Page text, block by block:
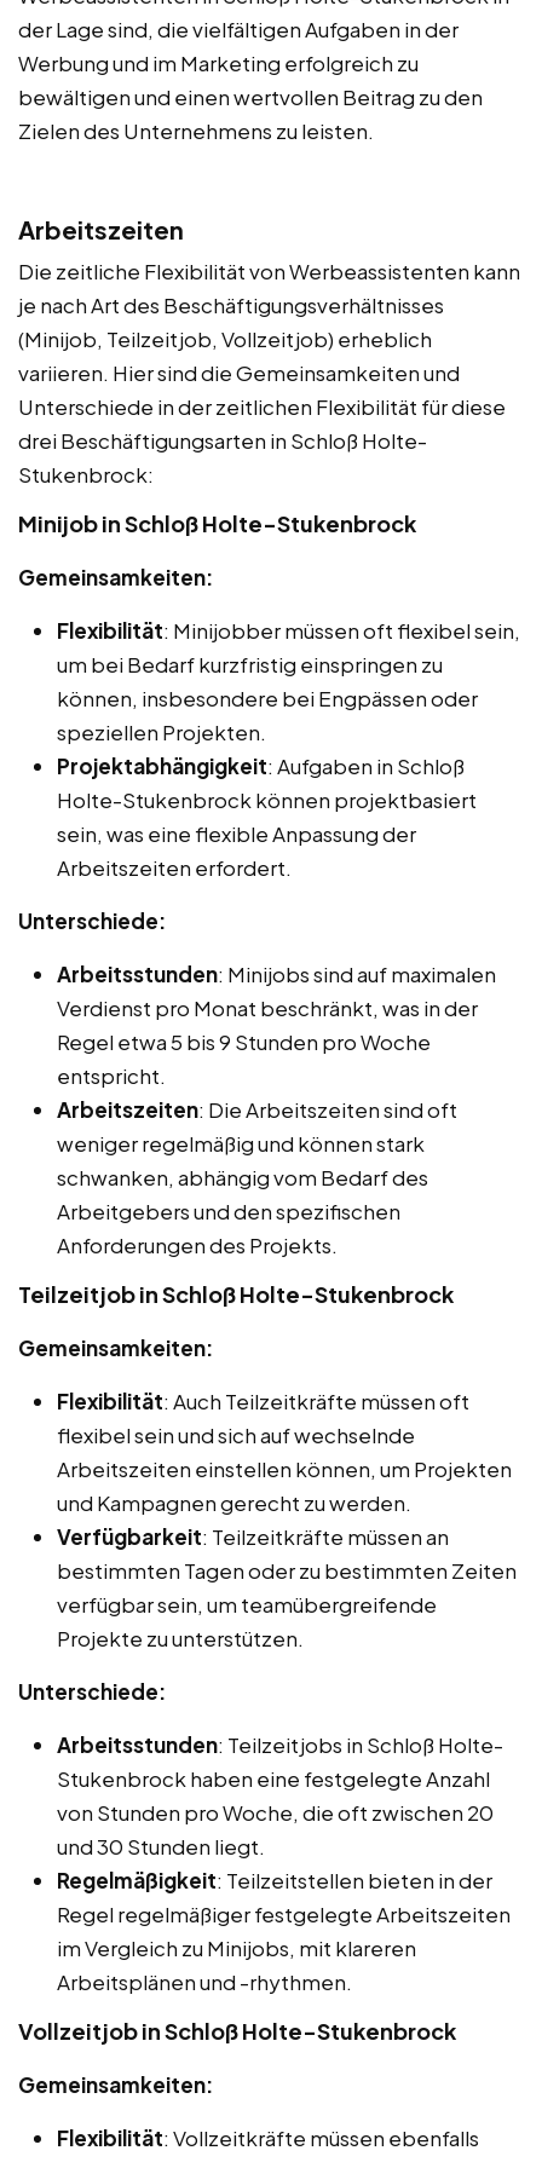
der Lage sind, die vielfältigen Aufgaben in der
Werbung und im Marketing erfolgreich zu
bewältigen und einen wertvollen Beitrag zu den
Zielen des Unternehmens zu leisten.
Arbeitszeiten
Die zeitliche Flexibilität von Werbeassistenten kann
je nach Art des Beschäftigungsverhältnisses
(Minijob, Teilzeitjob, Vollzeitjob) erheblich
variieren. Hier sind die Gemeinsamkeiten und
Unterschiede in der zeitlichen Flexibilität für diese
drei Beschäftigungsarten in Schloß Holte-
Stukenbrock:
Minijob in Schloß Holte-Stukenbrock
Gemeinsamkeiten:
Flexibilität: Minijobber müssen oft flexibel sein,
um bei Bedarf kurzfristig einspringen zu
können, insbesondere bei Engpässen oder
speziellen Projekten.
Projektabhängigkeit: Aufgaben in Schloß
Holte-Stukenbrock können projektbasiert
sein, was eine flexible Anpassung der
Arbeitszeiten erfordert.
Unterschiede:
Arbeitsstunden: Minijobs sind auf maximalen
Verdienst pro Monat beschränkt, was in der
Regel etwa 5 bis 9 Stunden pro Woche
entspricht.
Arbeitszeiten: Die Arbeitszeiten sind oft
weniger regelmäßig und können stark
schwanken, abhängig vom Bedarf des
Arbeitgebers und den spezifischen
Anforderungen des Projekts.
Teilzeitjob in Schloß Holte-Stukenbrock
Gemeinsamkeiten:
Flexibilität: Auch Teilzeitkräfte müssen oft
flexibel sein und sich auf wechselnde
Arbeitszeiten einstellen können, um Projekten
und Kampagnen gerecht zu werden.
Verfügbarkeit: Teilzeitkräfte müssen an
bestimmten Tagen oder zu bestimmten Zeiten
verfügbar sein, um teamübergreifende
Projekte zu unterstützen.
Unterschiede:
Arbeitsstunden: Teilzeitjobs in Schloß Holte-
Stukenbrock haben eine festgelegte Anzahl
von Stunden pro Woche, die oft zwischen 20
und 30 Stunden liegt.
Regelmäßigkeit: Teilzeitstellen bieten in der
Regel regelmäßiger festgelegte Arbeitszeiten
im Vergleich zu Minijobs, mit klareren
Arbeitsplänen und -rhythmen.
Vollzeitjob in Schloß Holte-Stukenbrock
Gemeinsamkeiten:
Flexibilität: Vollzeitkräfte müssen ebenfalls